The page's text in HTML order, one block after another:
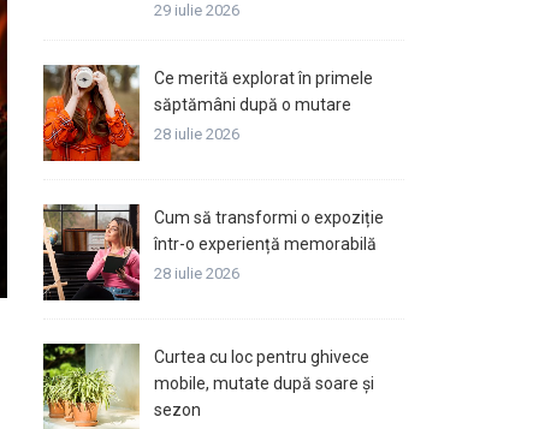
29 iulie 2026
Ce merită explorat în primele
săptămâni după o mutare
28 iulie 2026
Cum să transformi o expoziție
într-o experiență memorabilă
28 iulie 2026
Curtea cu loc pentru ghivece
mobile, mutate după soare și
sezon